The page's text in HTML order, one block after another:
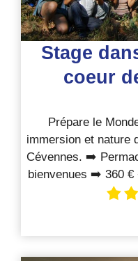
Stage
coeur
Prépare le
immersion et nature
Cévennes. ➡️
bienvenues ➡️ 360 €